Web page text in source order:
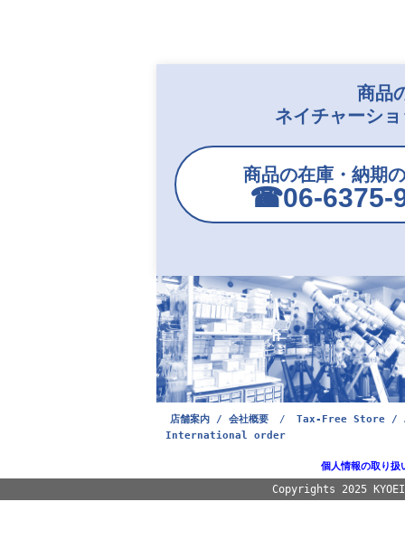
商品
ネイチャーシ
商品の在庫・納期
☎︎06-6375-
店舗案内 / 会社概要 /
Tax-Free Store /
International order
個人情報の取り扱
Copyrights 2025